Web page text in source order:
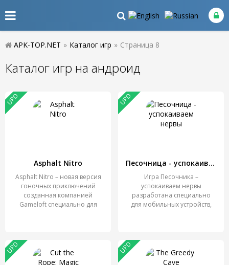
APK-TOP.NET » Каталог игр » Страница 8
Каталог игр на андроид
Asphalt Nitro
Asphalt Nitro – новая версия
гоночных приключений
созданная компанией
Gameloft специально для
UPD
Песочница - успокаиваем нервы
Игра Песочника –
успокаиваем нервы
разработана специально
для мобильных устройств,
UPD
UPD UPD